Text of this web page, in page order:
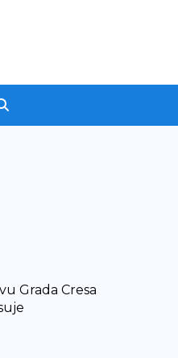
Grada Cresa